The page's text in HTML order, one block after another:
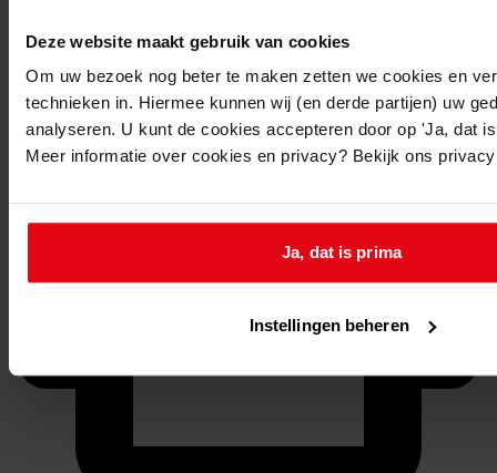
Deze website maakt gebruik van cookies
Om uw bezoek nog beter te maken zetten we cookies en
technieken in. Hiermee kunnen wij (en derde partijen) uw
analyseren. U kunt de cookies accepteren door op 'Ja, dat
Meer informatie over cookies en privacy? Bekijk ons
Ja, dat is prima
Instellingen beheren